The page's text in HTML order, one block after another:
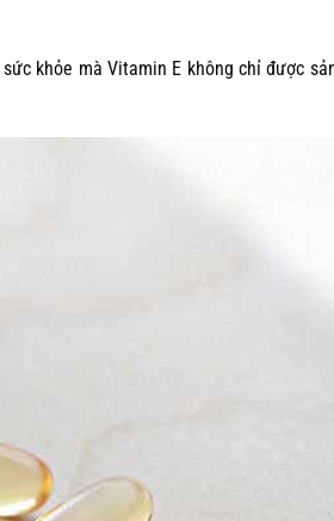
khỏe mà Vitamin E không chỉ được